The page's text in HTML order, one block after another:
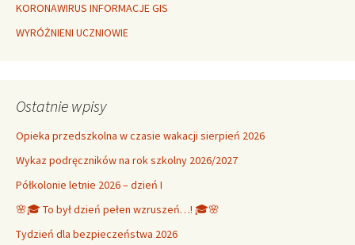
KORONAWIRUS INFORMACJE GIS
WYRÓŻNIENI UCZNIOWIE
Ostatnie wpisy
Opieka przedszkolna w czasie wakacji sierpień 2026
Wykaz podręczników na rok szkolny 2026/2027
Półkolonie letnie 2026 – dzień I
🌸🎓 To był dzień pełen wzruszeń…! 🎓🌸
Tydzień dla bezpieczeństwa 2026